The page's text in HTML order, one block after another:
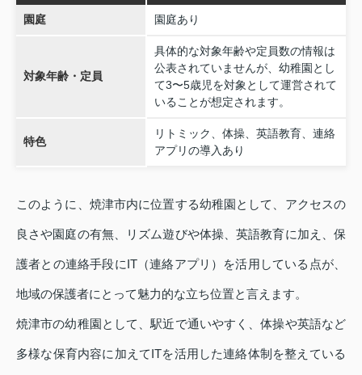
園庭 園庭あり
対象年齢・定員
具体的な対象年齢や定員数の情報は
公表されていませんが、幼稚園とし
て3〜5歳児を対象として運営されて
いることが想定されます。
特色
リトミック、体操、英語教育、連絡
アプリの導入あり
このように、焼津市内に位置する幼稚園として、アクセスの
良さや園庭の有無、リズム遊びや体操、英語教育に加え、保
護者との連絡手段にIT（連絡アプリ）を活用している点が、
地域の保護者にとって魅力的な立ち位置と言えます。
焼津市の幼稚園として、駅近で通いやすく、体操や英語など
多様な保育内容に加えてITを活用した連絡体制を整えている